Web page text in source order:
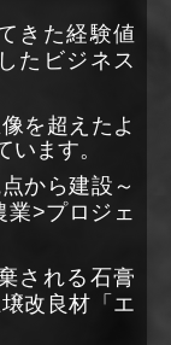
きた経験値
た ビジネス
を超えたよ
います。
から建設～
業>プロジェ
される石膏
改良材「エ